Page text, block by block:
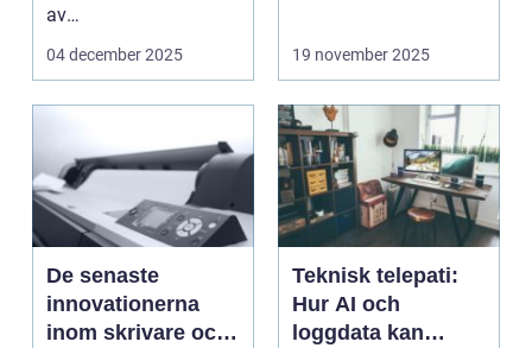
av
onlineunderhållning. ...
04 december 2025 19 november 2025
De senaste
innovationerna
inom skrivare och
Teknisk telepati:
Hur AI och
loggdata kan